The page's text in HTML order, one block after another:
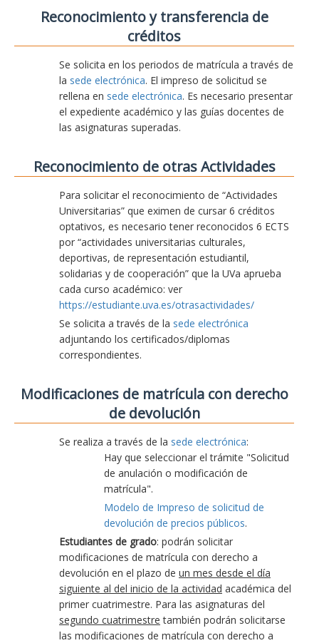
Reconocimiento y transferencia de
créditos
Se solicita en los periodos de matrícula a través de
la sede electrónica. El impreso de solicitud se
rellena en sede electrónica. Es necesario presentar
el expediente académico y las guías docentes de
las asignaturas superadas.
Reconocimiento de otras Actividades
Para solicitar el reconocimiento de “Actividades
Universitarias” que eximen de cursar 6 créditos
optativos, es necesario tener reconocidos 6 ECTS
por “actividades universitarias culturales,
deportivas, de representación estudiantil,
solidarias y de cooperación” que la UVa aprueba
cada curso académico: ver
https://estudiante.uva.es/otrasactividades/
Se solicita a través de la sede electrónica
adjuntando los certificados/diplomas
correspondientes.
Modificaciones de matrícula con derecho
de devolución
Se realiza a través de la sede electrónica:
Hay que seleccionar el trámite "Solicitud
de anulación o modificación de
matrícula".
Modelo de Impreso de solicitud de
devolución de precios públicos.
Estudiantes de grado: podrán solicitar
modificaciones de matrícula con derecho a
devolución en el plazo de un mes desde el día
siguiente al del inicio de la actividad académica del
primer cuatrimestre. Para las asignaturas del
segundo cuatrimestre también podrán solicitarse
las modificaciones de matrícula con derecho a